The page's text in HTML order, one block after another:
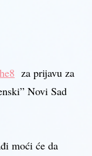
za prijavu za
Novi Sad
moći će da